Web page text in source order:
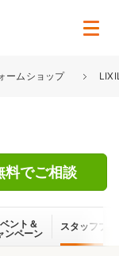
ームショップ
料でご相談
ント＆
ンペーン
スタッフブ